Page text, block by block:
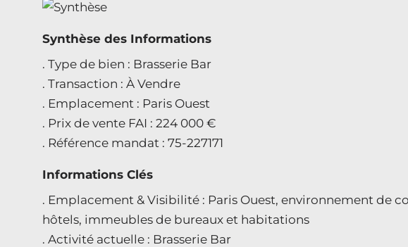
Synthèse des Informations
. Type de bien : Brasserie Bar
. Transaction : À Vendre
. Emplacement : Paris Ouest
. Prix de vente FAI : 224 000 €
. Référence mandat : 75-227171
Informations Clés
. Emplacement & Visibilité : Paris Ouest, environnement de
hôtels, immeubles de bureaux et habitations
. Activité actuelle : Brasserie Bar